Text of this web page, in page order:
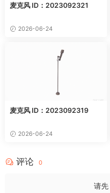
麦克风 ID：2023092321
2026-06-24
麦克风 ID：2023092319
2026-06-24
评论 0
请先